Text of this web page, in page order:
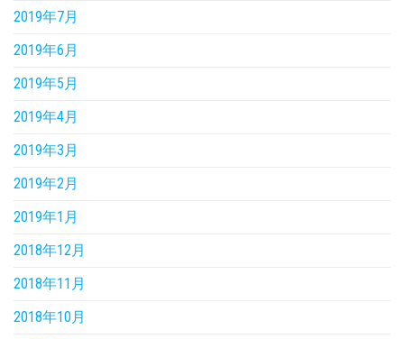
2019年7月
2019年6月
2019年5月
2019年4月
2019年3月
2019年2月
2019年1月
2018年12月
2018年11月
2018年10月